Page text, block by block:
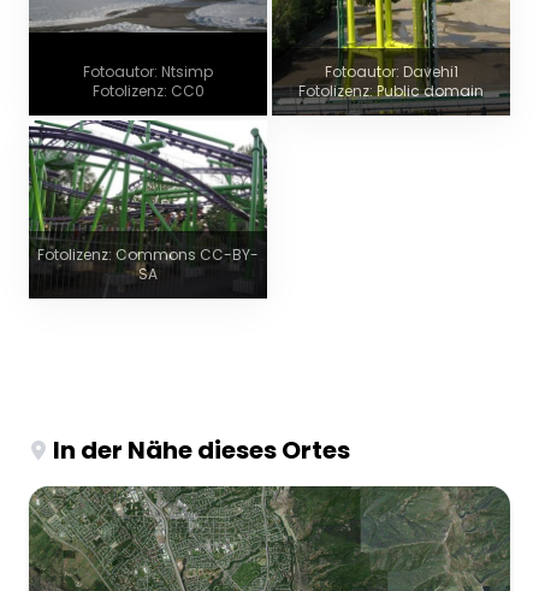
Fotoautor: Ntsimp
Fotolizenz: CC0
Fotoautor: Davehi1
Fotolizenz: Public domain
Fotolizenz: Commons CC-BY-
SA
In der Nähe dieses Ortes